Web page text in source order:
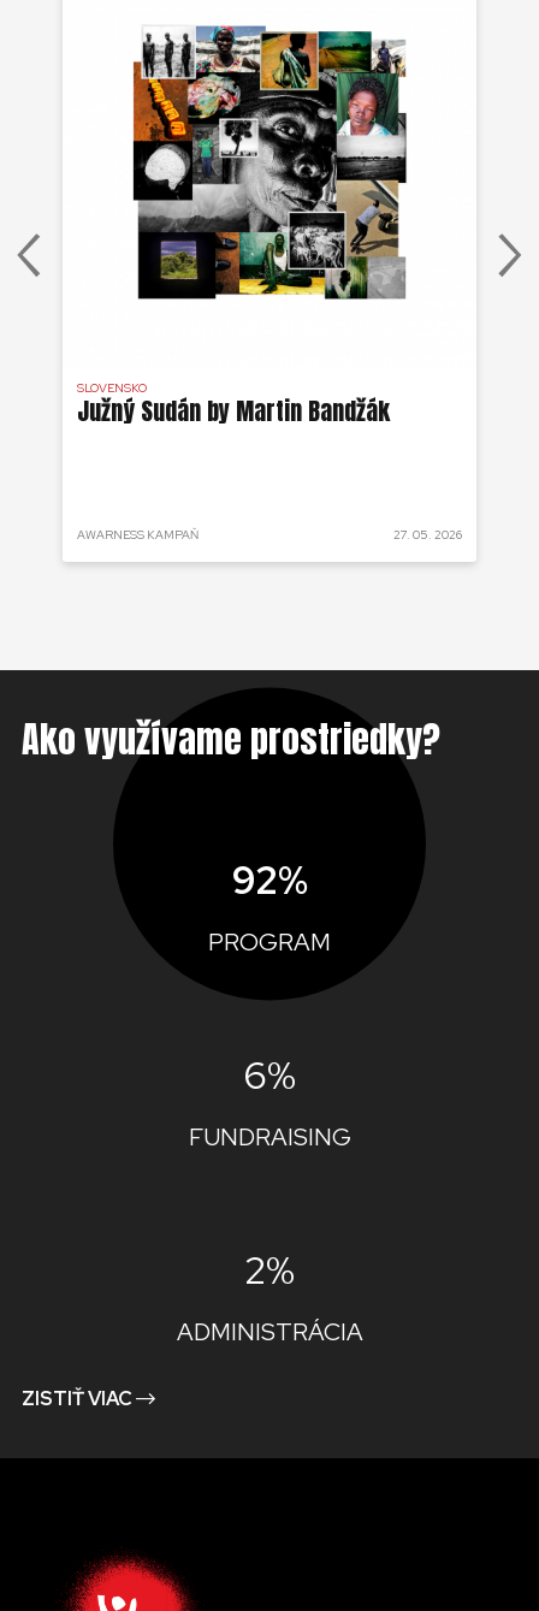
SLOVENSKO
Južný Sudán by Martin Bandžák
AWARNESS KAMPAŇ 27. 05. 2026
Ako využívame prostriedky?
92%
PROGRAM
6%
FUNDRAISING
2%
ADMINISTRÁCIA
ZISTIŤ VIAC